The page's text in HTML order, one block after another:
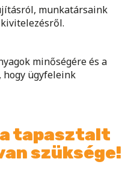
munkatársaink
minőségére és a
hogy ügyfeleink
tapasztalt
szüksége!